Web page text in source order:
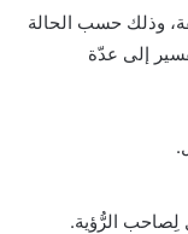
وذلك حسب الحالة
إلى عدّة
لِصاحب الرُّؤية.